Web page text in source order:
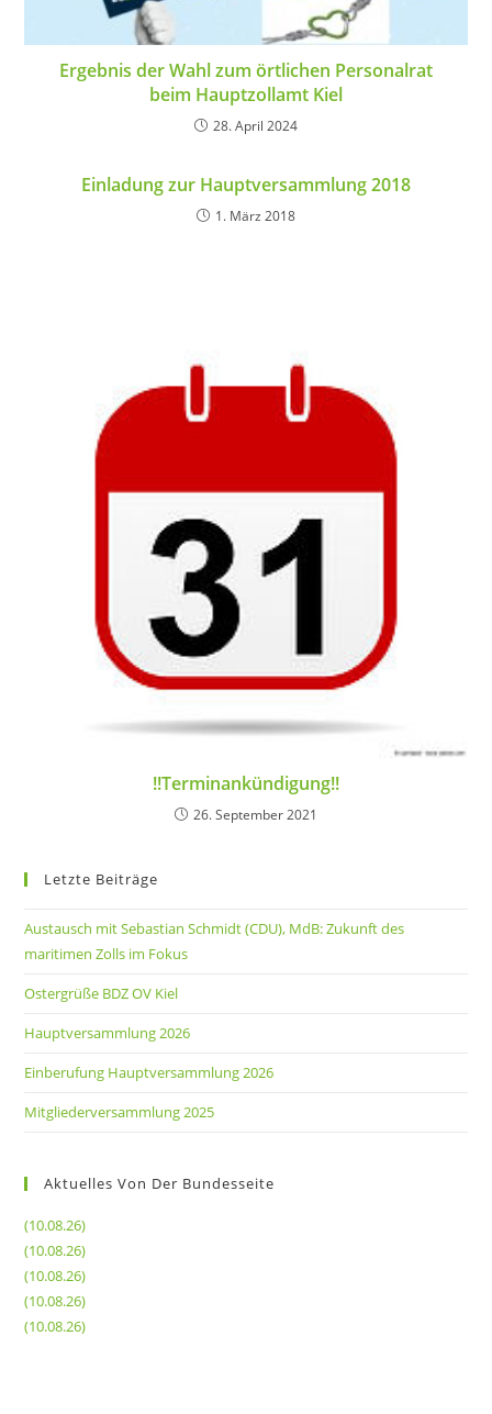
Ergebnis der Wahl zum örtlichen Personalrat
beim Hauptzollamt Kiel
28. April 2024
Einladung zur Hauptversammlung 2018
1. März 2018
!!Terminankündigung!!
26. September 2021
Letzte Beiträge
Austausch mit Sebastian Schmidt (CDU), MdB: Zukunft des
maritimen Zolls im Fokus
Ostergrüße BDZ OV Kiel
Hauptversammlung 2026
Einberufung Hauptversammlung 2026
Mitgliederversammlung 2025
Aktuelles Von Der Bundesseite
(10.08.26)
(10.08.26)
(10.08.26)
(10.08.26)
(10.08.26)